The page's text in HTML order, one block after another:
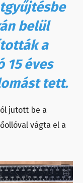
belül
a
15 éves
tett.
jutott be a
vágta el a